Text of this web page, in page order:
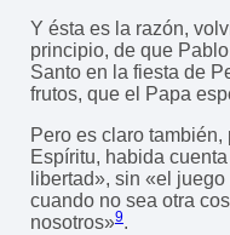
Y ésta es la razón,
principio, de que
Santo en la fiesta de
frutos, que el Papa
Pero es claro
Espíritu, habida
libertad», sin «el
cuando no sea otra
nosotros»9.